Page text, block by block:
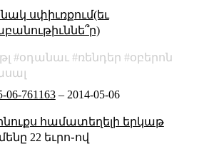
սփիւռքում(եւ
օդանաւ ռենդեր
օբերոն
06-761163– 2014-05-06
համատեղելի երկաթ
22 եւրո֊ով